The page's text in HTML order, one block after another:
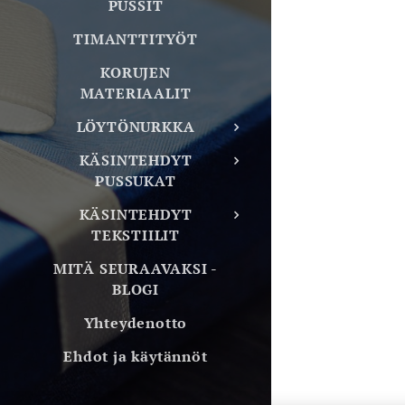
PUSSIT
TIMANTTITYÖT
KORUJEN
MATERIAALIT
LÖYTÖNURKKA
KÄSINTEHDYT
PUSSUKAT
KÄSINTEHDYT
TEKSTIILIT
MITÄ SEURAAVAKSI -
BLOGI
Yhteydenotto
Ehdot ja käytännöt